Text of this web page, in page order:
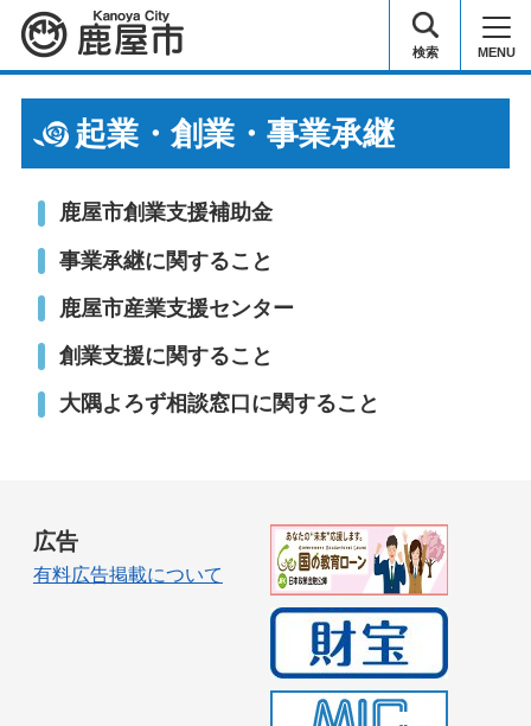
鹿屋市 検索 MENU
起業・創業・事業承継
鹿屋市創業支援補助金
事業承継に関すること
鹿屋市産業支援センター
創業支援に関すること
大隅よろず相談窓口に関すること
広告
有料広告掲載について